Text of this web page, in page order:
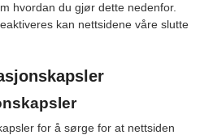
hvordan du gjør dette nedenfor.
kan nettsidene våre slutte
for å sørge for at nettsiden